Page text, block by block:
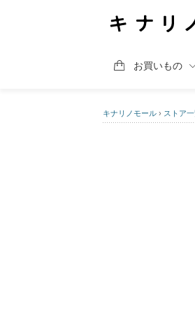
お買いもの
キナリノモール › ストア